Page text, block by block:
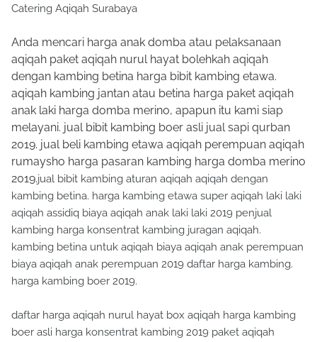
Catering Aqiqah Surabaya
Anda mencari harga anak domba atau pelaksanaan
aqiqah paket aqiqah nurul hayat bolehkah aqiqah
dengan kambing betina harga bibit kambing etawa.
aqiqah kambing jantan atau betina harga paket aqiqah
anak laki harga domba merino, apapun itu kami siap
melayani. jual bibit kambing boer asli jual sapi qurban
2019. jual beli kambing etawa aqiqah perempuan aqiqah
rumaysho harga pasaran kambing harga domba merino
2019.jual bibit kambing aturan aqiqah aqiqah dengan
kambing betina. harga kambing etawa super aqiqah laki laki
aqiqah assidiq biaya aqiqah anak laki laki 2019 penjual
kambing harga konsentrat kambing juragan aqiqah.
kambing betina untuk aqiqah biaya aqiqah anak perempuan
biaya aqiqah anak perempuan 2019 daftar harga kambing.
harga kambing boer 2019.
daftar harga aqiqah nurul hayat box aqiqah harga kambing
boer asli harga konsentrat kambing 2019 paket aqiqah